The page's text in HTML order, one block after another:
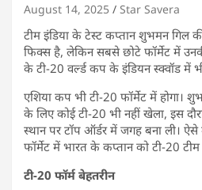
August 14, 2025 Star Savera
टीम इंडिया के टेस्ट कप्तान शुभमन गिल
फिक्स है, लेकिन सबसे छोटे फॉर्मेट में
के टी-20 वर्ल्ड कप के इंडियन स्क्वॉड में
एशिया कप भी टी-20 फॉर्मेट में होगा।
के लिए कोई टी-20 भी नहीं खेला, इस
स्थान पर टॉप ऑर्डर में जगह बना ली।
फॉर्मेट में भारत के कप्तान को टी-20
टी-20 फॉर्म बेहतरीन